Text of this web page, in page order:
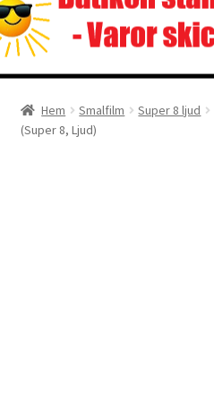
Hoppa
till
navigering
Hoppa
till
innehåll
Digitalisering
Hem Smalfilm Super 8 ljud
(Super 8, Ljud)